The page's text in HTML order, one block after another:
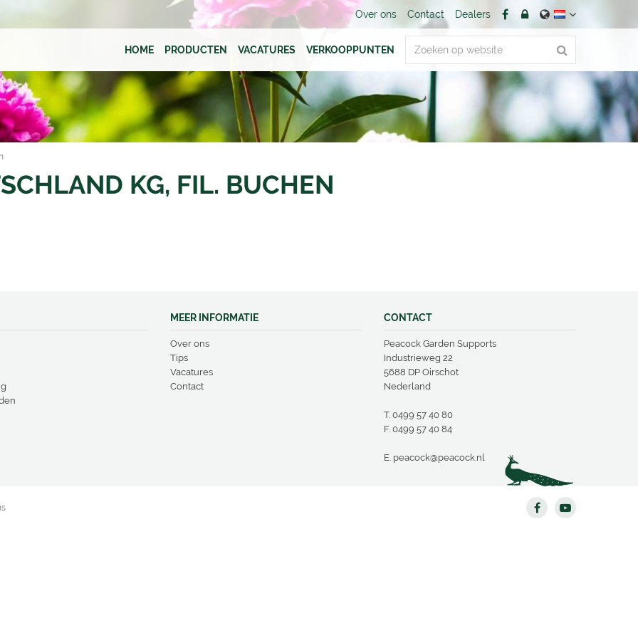
Over ons Contact Dealers
HOME PRODUCTEN VACATURES VERKOOPPUNTEN
KG, FIL. BUCHEN
MEER INFORMATIE
Over ons
Tips
Vacatures
Contact
CONTACT
Peacock Garden Supports
Industrieweg 22
5688 DP Oirschot
Nederland
T. 0499 57 40 80
F. 0499 57 40 84
E. peacock@peacock.nl